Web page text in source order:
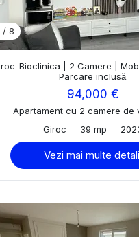
/ 8
Bioclinica | 2 Camere |
Parcare inclusă
94,000 €
Apartament cu 2 camere de
Giroc
39 mp
Vezi mai multe